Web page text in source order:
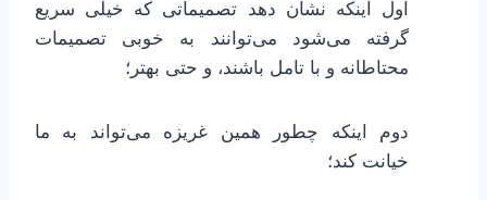
اول اینکه نشان دهد تصمیماتی که خیلی سریع
گرفته می‌شود می‌توانند به خوبی تصمیمات
محتاطانه و با تامل باشند،‌ و حتی بهتر؛
دوم اینکه چطور همین غریزه می‌تواند به ما
خیانت کند؛